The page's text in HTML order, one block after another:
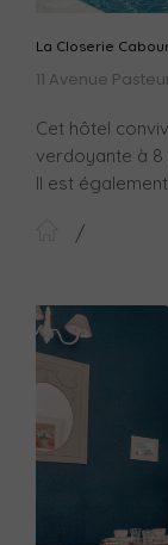
La Closerie
11 Avenue
Cet hôtel
verdoyante à 8
Il est également